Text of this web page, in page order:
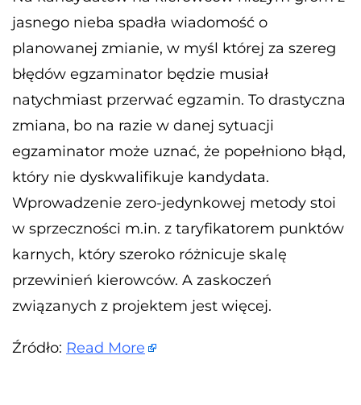
jasnego nieba spadła wiadomość o
planowanej zmianie, w myśl której za szereg
błędów egzaminator będzie musiał
natychmiast przerwać egzamin. To drastyczna
zmiana, bo na razie w danej sytuacji
egzaminator może uznać, że popełniono błąd,
który nie dyskwalifikuje kandydata.
Wprowadzenie zero-jedynkowej metody stoi
w sprzeczności m.in. z taryfikatorem punktów
karnych, który szeroko różnicuje skalę
przewinień kierowców. A zaskoczeń
związanych z projektem jest więcej.
Źródło: Read More